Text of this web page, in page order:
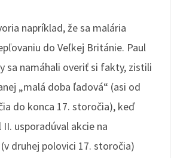
napríklad, že sa malária
do Veľkej Británie. Paul
sa namáhali overiť si fakty, zistili
„malá doba ľadová“ (asi od
do konca 17. storočia), keď
usporadúval akcie na
druhej polovici 17. storočia)